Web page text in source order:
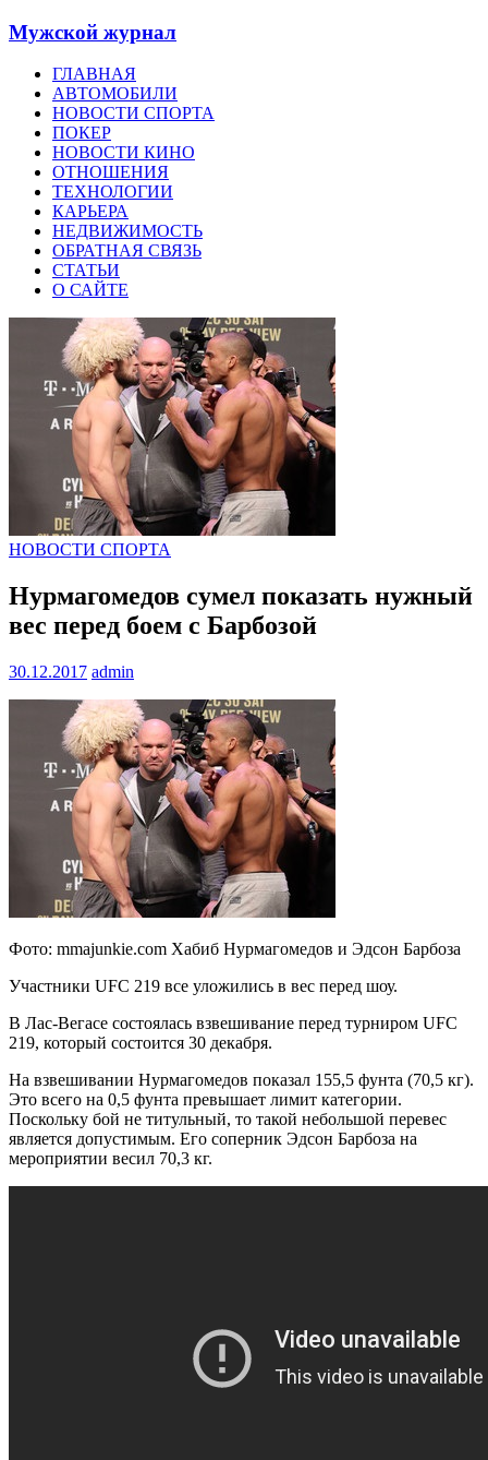
Мужской журнал
ГЛАВНАЯ
АВТОМОБИЛИ
НОВОСТИ СПОРТА
ПОКЕР
НОВОСТИ КИНО
ОТНОШЕНИЯ
ТЕХНОЛОГИИ
КАРЬЕРА
НЕДВИЖИМОСТЬ
ОБРАТНАЯ СВЯЗЬ
СТАТЬИ
О САЙТЕ
НОВОСТИ СПОРТА
Нурмагомедов сумел показать нужный
вес перед боем с Барбозой
30.12.2017 admin
Фото: mmajunkie.com Хабиб Нурмагомедов и Эдсон Барбоза
Участники UFC 219 все уложились в вес перед шоу.
В Лас-Вегасе состоялась взвешивание перед турниром UFC
219, который состоится 30 декабря.
На взвешивании Нурмагомедов показал 155,5 фунта (70,5 кг).
Это всего на 0,5 фунта превышает лимит категории.
Поскольку бой не титульный, то такой небольшой перевес
является допустимым. Его соперник Эдсон Барбоза на
мероприятии весил 70,3 кг.